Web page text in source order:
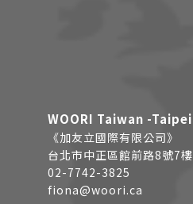
WOORI Taiwan -Taipei
《加友立國際有限公司》
台北市中正區館前路8號7樓
02-7742-3825
fiona@woori.ca